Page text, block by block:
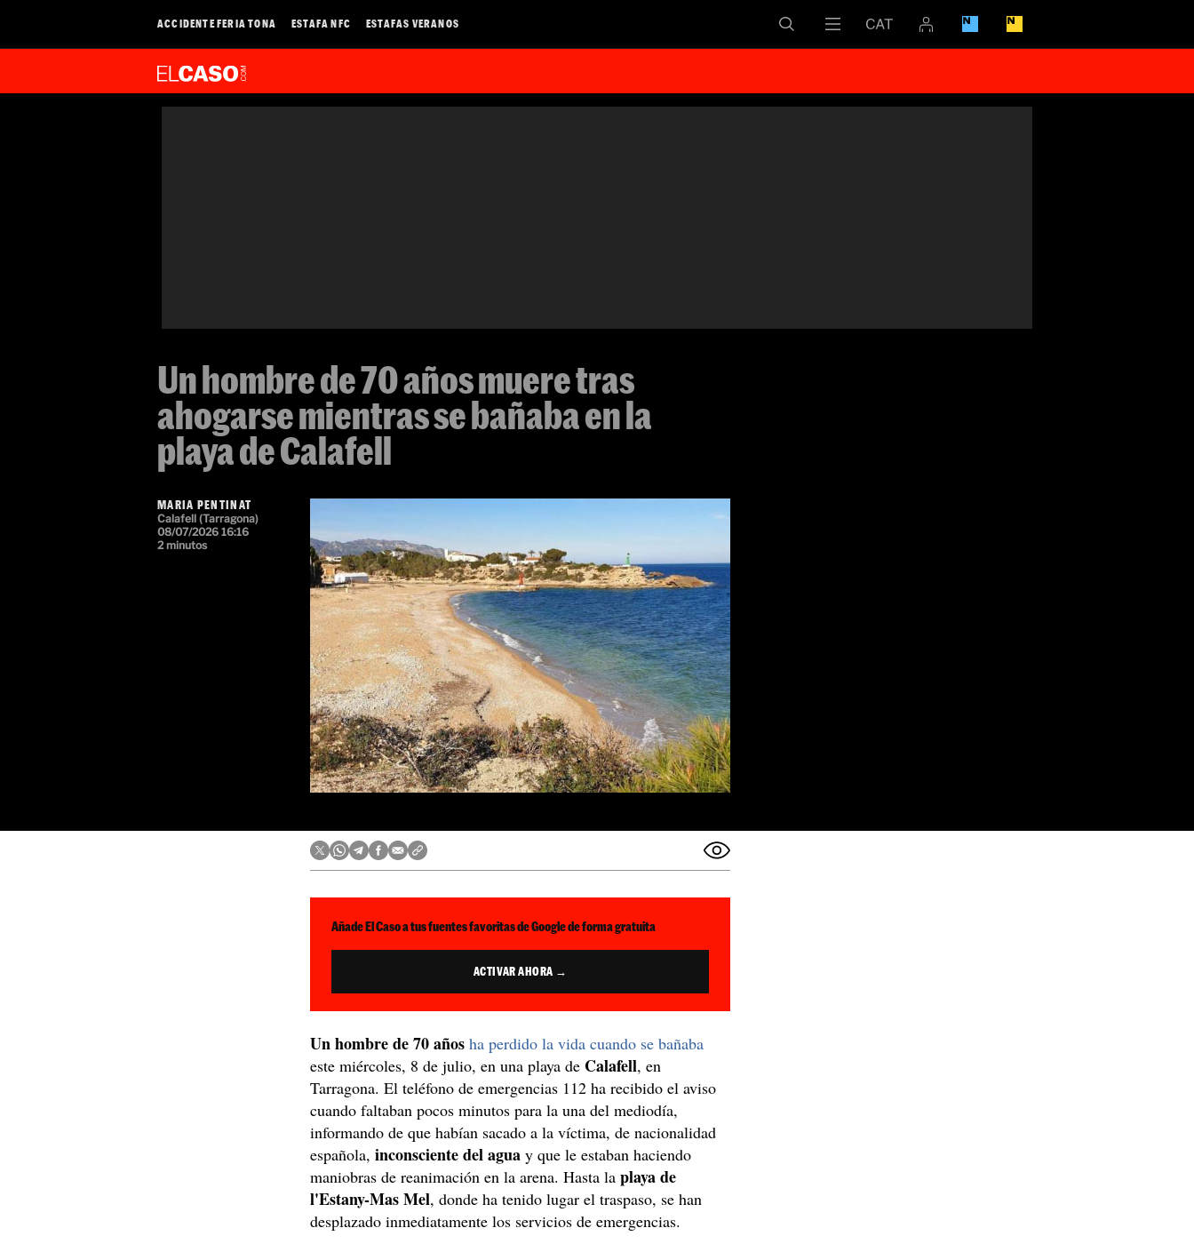
ACCIDENTE FERIA TONA ESTAFA NFC ESTAFAS VERANOS
Un hombre de 70 años muere tras
ahogarse mientras se bañaba en la
playa de Calafell
MARIA PENTINAT
Calafell (Tarragona)
08/07/2026 16:16
2 minutos
Añade El Caso a tus fuentes favoritas de Google de forma gratuita
ACTIVAR AHORA →
Un hombre de 70 años ha perdido la vida cuando se bañaba
este miércoles, 8 de julio, en una playa de Calafell, en
Tarragona. El teléfono de emergencias 112 ha recibido el aviso
cuando faltaban pocos minutos para la una del mediodía,
informando de que habían sacado a la víctima, de nacionalidad
española,inconsciente del agua y que le estaban haciendo
maniobras de reanimación en la arena. Hasta laplaya de
l'Estany-Mas Mel, donde ha tenido lugar el traspaso, se han
desplazado inmediatamente los servicios de emergencias.